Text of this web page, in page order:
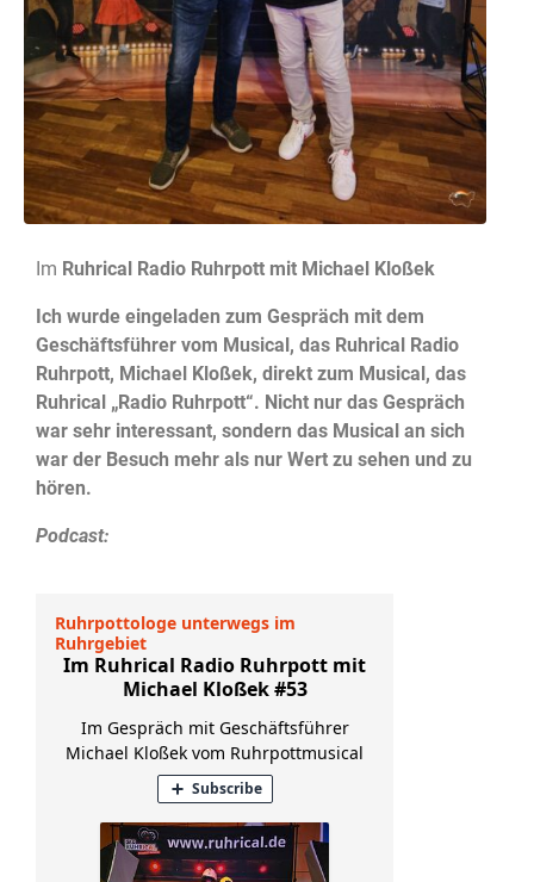
Im Ruhrical Radio Ruhrpott mit Michael Kloßek
Ich wurde eingeladen zum Gespräch mit dem
Geschäftsführer vom Musical, das Ruhrical Radio
Ruhrpott, Michael Kloßek, direkt zum Musical, das
Ruhrical „Radio Ruhrpott“. Nicht nur das Gespräch
war sehr interessant, sondern das Musical an sich
war der Besuch mehr als nur Wert zu sehen und zu
hören.
Podcast: